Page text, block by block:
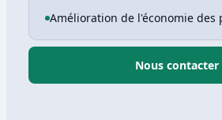
Amélioration de l'économie
Nous contacter